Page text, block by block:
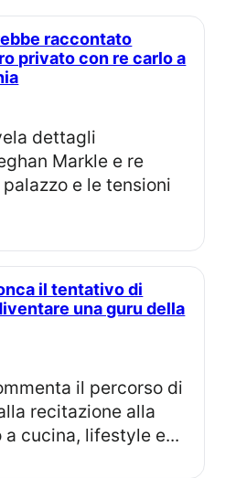
privato con re carlo a
Markle e re
e le tensioni
una guru della
recitazione alla
cucina, lifestyle e...